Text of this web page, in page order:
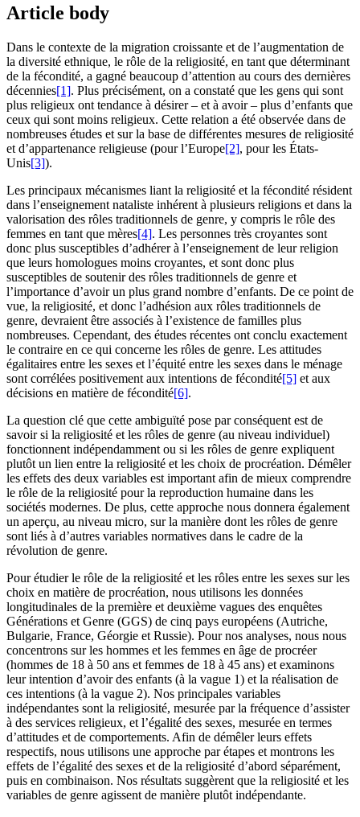
Article body
Dans le contexte de la migration croissante et de l’augmentation de
la diversité ethnique, le rôle de la religiosité, en tant que déterminant
de la fécondité, a gagné beaucoup d’attention au cours des dernières
décennies[1]. Plus précisément, on a constaté que les gens qui sont
plus religieux ont tendance à désirer – et à avoir – plus d’enfants que
ceux qui sont moins religieux. Cette relation a été observée dans de
nombreuses études et sur la base de différentes mesures de religiosité
et d’appartenance religieuse (pour l’Europe[2], pour les États-
Unis[3]).
Les principaux mécanismes liant la religiosité et la fécondité résident
dans l’enseignement nataliste inhérent à plusieurs religions et dans la
valorisation des rôles traditionnels de genre, y compris le rôle des
femmes en tant que mères[4]. Les personnes très croyantes sont
donc plus susceptibles d’adhérer à l’enseignement de leur religion
que leurs homologues moins croyantes, et sont donc plus
susceptibles de soutenir des rôles traditionnels de genre et
l’importance d’avoir un plus grand nombre d’enfants. De ce point de
vue, la religiosité, et donc l’adhésion aux rôles traditionnels de
genre, devraient être associés à l’existence de familles plus
nombreuses. Cependant, des études récentes ont conclu exactement
le contraire en ce qui concerne les rôles de genre. Les attitudes
égalitaires entre les sexes et l’équité entre les sexes dans le ménage
sont corrélées positivement aux intentions de fécondité[5] et aux
décisions en matière de fécondité[6].
La question clé que cette ambiguïté pose par conséquent est de
savoir si la religiosité et les rôles de genre (au niveau individuel)
fonctionnent indépendamment ou si les rôles de genre expliquent
plutôt un lien entre la religiosité et les choix de procréation. Démêler
les effets des deux variables est important afin de mieux comprendre
le rôle de la religiosité pour la reproduction humaine dans les
sociétés modernes. De plus, cette approche nous donnera également
un aperçu, au niveau micro, sur la manière dont les rôles de genre
sont liés à d’autres variables normatives dans le cadre de la
révolution de genre.
Pour étudier le rôle de la religiosité et les rôles entre les sexes sur les
choix en matière de procréation, nous utilisons les données
longitudinales de la première et deuxième vagues des enquêtes
Générations et Genre (GGS) de cinq pays européens (Autriche,
Bulgarie, France, Géorgie et Russie). Pour nos analyses, nous nous
concentrons sur les hommes et les femmes en âge de procréer
(hommes de 18 à 50 ans et femmes de 18 à 45 ans) et examinons
leur intention d’avoir des enfants (à la vague 1) et la réalisation de
ces intentions (à la vague 2). Nos principales variables
indépendantes sont la religiosité, mesurée par la fréquence d’assister
à des services religieux, et l’égalité des sexes, mesurée en termes
d’attitudes et de comportements. Afin de démêler leurs effets
respectifs, nous utilisons une approche par étapes et montrons les
effets de l’égalité des sexes et de la religiosité d’abord séparément,
puis en combinaison. Nos résultats suggèrent que la religiosité et les
variables de genre agissent de manière plutôt indépendante.